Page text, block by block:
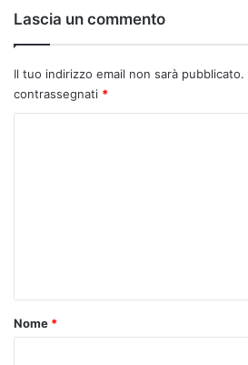
Lascia un commento
Il tuo indirizzo email non sarà pubblicato.
contrassegnati *
o
Nome *